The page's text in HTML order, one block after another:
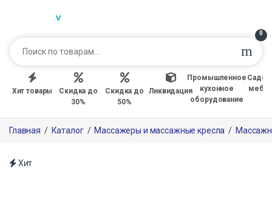
0
Хит товары
Скидка до
30%
Скидка до
50%
Ликвидация
Промышленное
кухонное
оборудование
Главная / Каталог / Массажеры и массажные кресла /
Хит